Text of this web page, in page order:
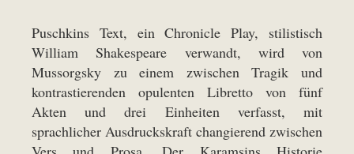
Puschkins Text, ein Chronicle Play, stilistisch
William Shakespeare verwandt, wird von
Mussorgsky zu einem zwischen Tragik und
kontrastierenden opulenten Libretto von fünf
Akten und drei Einheiten verfasst, mit
sprachlicher Ausdruckskraft changierend zwischen